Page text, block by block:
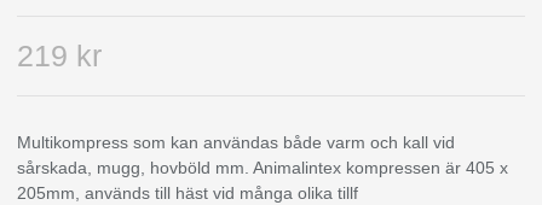
219 kr
Multikompress som kan användas både varm och kall vid
sårskada, mugg, hovböld mm. Animalintex kompressen är 405 x
205mm, används till häst vid många olika tillf